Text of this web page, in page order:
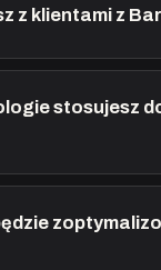
z klientami z
stosujesz